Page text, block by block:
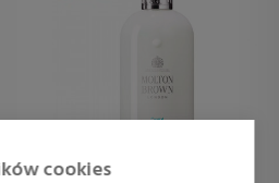
cookies